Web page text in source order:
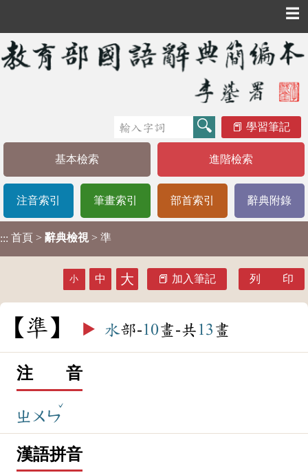
☰
學習筆記
基本檢索 進階檢索
注音索引 筆畫索引 部首索引 辭典附錄
::: 首頁 > 辭典檢視 > 準
小 中 大 加入筆記 列 印
準 ▶️ 水部-10畫-共 13 畫
注 音
ㄓㄨㄣ
ˇ
漢語拼音